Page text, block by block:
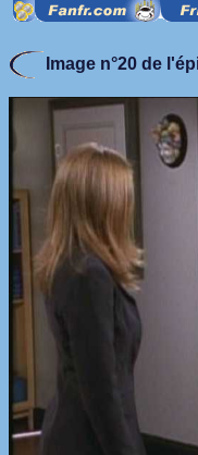
Image n°20 de